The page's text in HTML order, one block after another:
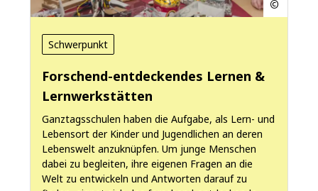
Schwerpunkt
Forschend-entdeckendes Lernen &
Lernwerkstätten
Ganztagsschulen haben die Aufgabe, als Lern- und
Lebensort der Kinder und Jugendlichen an deren
Lebenswelt anzuknüpfen. Um junge Menschen
dabei zu begleiten, ihre eigenen Fragen an die
Welt zu entwickeln und Antworten darauf zu